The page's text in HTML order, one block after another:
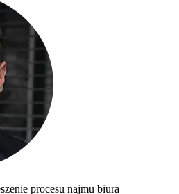
procesu najmu biura